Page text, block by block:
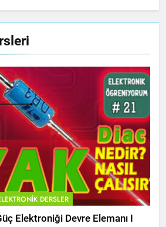
DERSLER
Elektroniği Devre Elemanı I